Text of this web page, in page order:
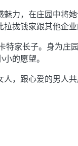
力，在庄园中将
拢钱家跟其他企业
特家长子。身为庄
的愿望。
，跟心爱的男人